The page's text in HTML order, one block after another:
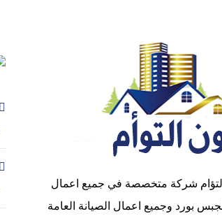
شركة متخصصة في جميع اعمال
بورد وجميع اعمال الصيانة العامة